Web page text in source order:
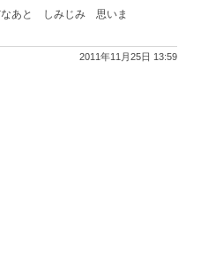
あと しみじみ 思いま
2011年11月25日 13:59